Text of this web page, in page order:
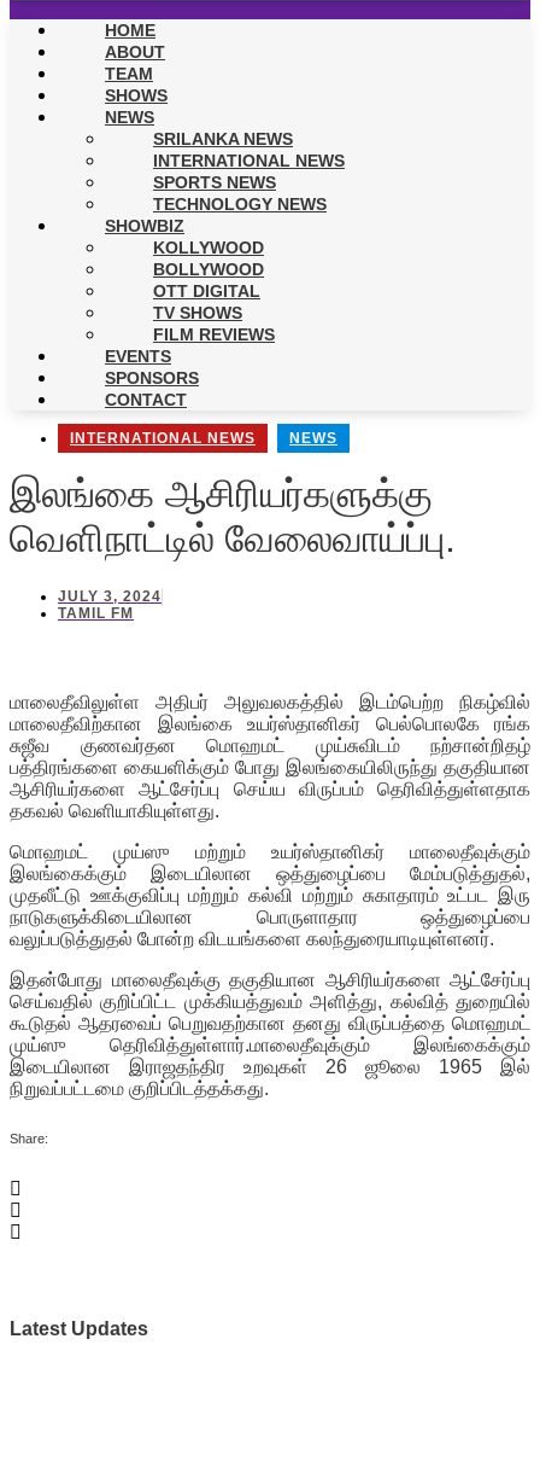
HOME
ABOUT
TEAM
SHOWS
NEWS
SRILANKA NEWS
INTERNATIONAL NEWS
SPORTS NEWS
TECHNOLOGY NEWS
SHOWBIZ
KOLLYWOOD
BOLLYWOOD
OTT DIGITAL
TV SHOWS
FILM REVIEWS
EVENTS
SPONSORS
CONTACT
INTERNATIONAL NEWS NEWS
இலங்கை ஆசிரியர்களுக்கு
வெளிநாட்டில் வேலைவாய்ப்பு.
JULY 3, 2024
TAMIL FM
மாலைதீவிலுள்ள அதிபர் அலுவலகத்தில் இடம்பெற்ற நிகழ்வில்
மாலைதீவிற்கான இலங்கை உயர்ஸ்தானிகர் பெல்பொலகே ரங்க
சுஜீவ குணவர்தன மொஹமட் முய்சுவிடம் நற்சான்றிதழ்
பத்திரங்களை கையளிக்கும் போது இலங்கையிலிருந்து தகுதியான
ஆசிரியர்களை ஆட்சேர்ப்பு செய்ய விருப்பம் தெரிவித்துள்ளதாக
தகவல் வெளியாகியுள்ளது.
மொஹமட் முய்ஸு மற்றும் உயர்ஸ்தானிகர் மாலைதீவுக்கும்
இலங்கைக்கும் இடையிலான ஒத்துழைப்பை மேம்படுத்துதல்,
முதலீட்டு ஊக்குவிப்பு மற்றும் கல்வி மற்றும் சுகாதாரம் உட்பட இரு
நாடுகளுக்கிடையிலான பொருளாதார ஒத்துழைப்பை
வலுப்படுத்துதல் போன்ற விடயங்களை கலந்துரையாடியுள்ளனர்.
இதன்போது மாலைதீவுக்கு தகுதியான ஆசிரியர்களை ஆட்சேர்ப்பு
செய்வதில் குறிப்பிட்ட முக்கியத்துவம் அளித்து, கல்வித் துறையில்
கூடுதல் ஆதரவைப் பெறுவதற்கான தனது விருப்பத்தை மொஹமட்
முய்ஸு தெரிவித்துள்ளார்.மாலைதீவுக்கும் இலங்கைக்கும்
இடையிலான இராஜதந்திர உறவுகள் 26 ஜூலை 1965 இல்
நிறுவப்பட்டமை குறிப்பிடத்தக்கது.
Share:
Latest Updates